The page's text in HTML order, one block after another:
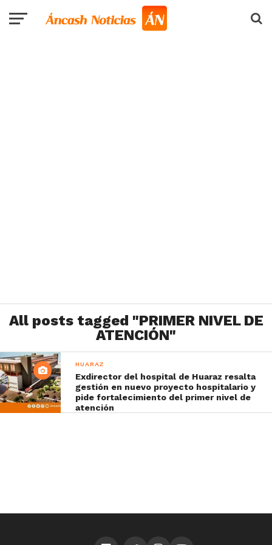
All posts tagged "PRIMER NIVEL DE
ATENCIÓN"
HUARAZ
Exdirector del hospital de Huaraz resalta
gestión en nuevo proyecto hospitalario y
pide fortalecimiento del primer nivel de
atención